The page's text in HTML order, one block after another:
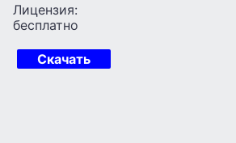
Лицензия:
бесплатно
Скачать